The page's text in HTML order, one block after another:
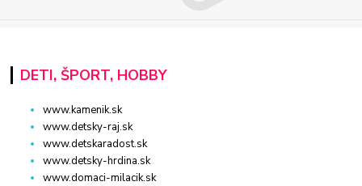
DETI, ŠPORT, HOBBY
www.kamenik.sk
www.detsky-raj.sk
www.detskaradost.sk
www.detsky-hrdina.sk
www.domaci-milacik.sk